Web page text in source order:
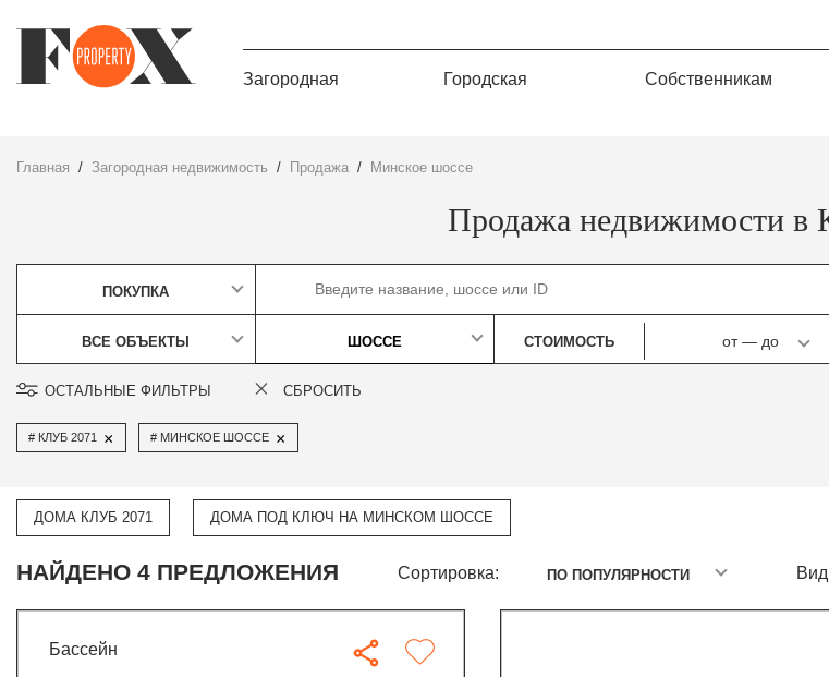
Загородная Городская Собственникам
Главная Загородная недвижимость Продажа Минское шоссе
Продажа недвижимости в
ПОКУПКА
ВСЕ ОБЪЕКТЫ ШОССЕ СТОИМОСТЬ от—до
ОСТАЛЬНЫЕ ФИЛЬТРЫ СБРОСИТЬ
КЛУБ 2071 × МИНСКОЕ ШОССЕ ×
ДОМА КЛУБ 2071 ДОМА ПОД КЛЮЧ НА МИНСКОМ ШОССЕ
НАЙДЕНО 4 ПРЕДЛОЖЕНИЯ Сортировка: ПО ПОПУЛЯРНОСТИ
бассейн